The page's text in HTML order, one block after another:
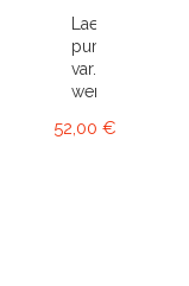
Laelia
purpurata
var.
werkhauseri
52,00 €